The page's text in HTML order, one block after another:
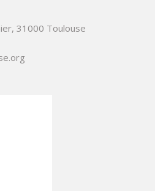
31000 Toulouse